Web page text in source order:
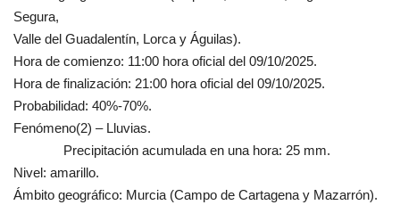
Segura,
Valle del Guadalentín, Lorca y Águilas).
Hora de comienzo: 11:00 hora oficial del 09/10/2025.
Hora de finalización: 21:00 hora oficial del 09/10/2025.
Probabilidad: 40%-70%.
Fenómeno(2) – Lluvias.
Precipitación acumulada en una hora: 25 mm.
Nivel: amarillo.
Ámbito geográfico: Murcia (Campo de Cartagena y Mazarrón).